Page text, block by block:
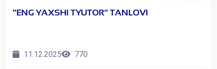
“ENG YAXSHI TYUTOR” TANLOVI
11.12.2025 770